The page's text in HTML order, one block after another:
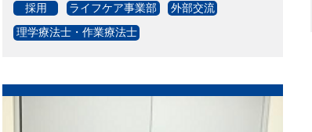
採用 ライフケア事業部
外部交流
理学療法士・作業療法士